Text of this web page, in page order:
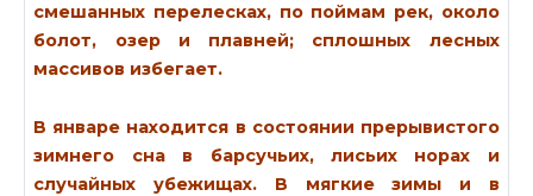
смешанных перелесках, по поймам рек, около
болот, озер и плавней; сплошных лесных
массивов избегает.
В январе находится в состоянии прерывистого
зимнего сна в барсучьих, лисьих норах и
случайных убежищах. В мягкие зимы и в